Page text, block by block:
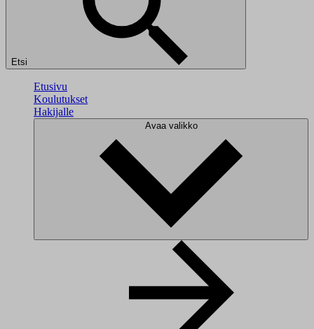
Etsi
Etusivu
Koulutukset
Hakijalle
Avaa valikko